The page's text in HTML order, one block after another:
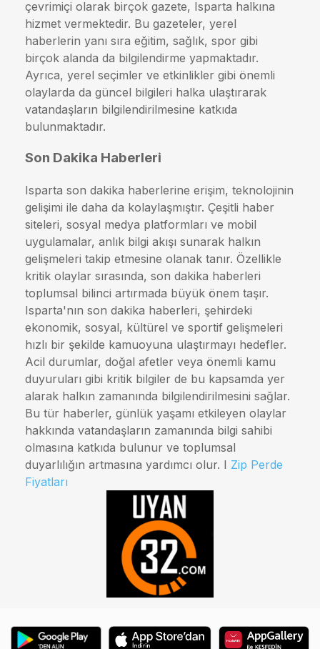
çevrimiçi olarak birçok gazete, Isparta halkına
hizmet vermektedir. Bu gazeteler, yerel
haberlerin yanı sıra eğitim, sağlık, spor gibi
birçok alanda da bilgilendirme yapmaktadır.
Ayrıca, yerel seçimler ve etkinlikler gibi önemli
olaylarda da güncel bilgileri halka ulaştırarak
vatandaşların bilgilendirilmesine katkıda
bulunmaktadır.
Son Dakika Haberleri
Isparta son dakika haberlerine erişim, teknolojinin
gelişimi ile daha da kolaylaşmıştır. Çeşitli haber
siteleri, sosyal medya platformları ve mobil
uygulamalar, anlık bilgi akışı sunarak halkın
gelişmeleri takip etmesine olanak tanır. Özellikle
kritik olaylar sırasında, son dakika haberleri
toplumsal bilinci artırmada büyük önem taşır.
Isparta'nın son dakika haberleri, şehirdeki
ekonomik, sosyal, kültürel ve sportif gelişmeleri
hızlı bir şekilde kamuoyuna ulaştırmayı hedefler.
Acil durumlar, doğal afetler veya önemli kamu
duyuruları gibi kritik bilgiler de bu kapsamda yer
alarak halkın zamanında bilgilendirilmesini sağlar.
Bu tür haberler, günlük yaşamı etkileyen olaylar
hakkında vatandaşların zamanında bilgi sahibi
olmasına katkıda bulunur ve toplumsal
duyarlılığın artmasına yardımcı olur. I Zip Perde
Fiyatları